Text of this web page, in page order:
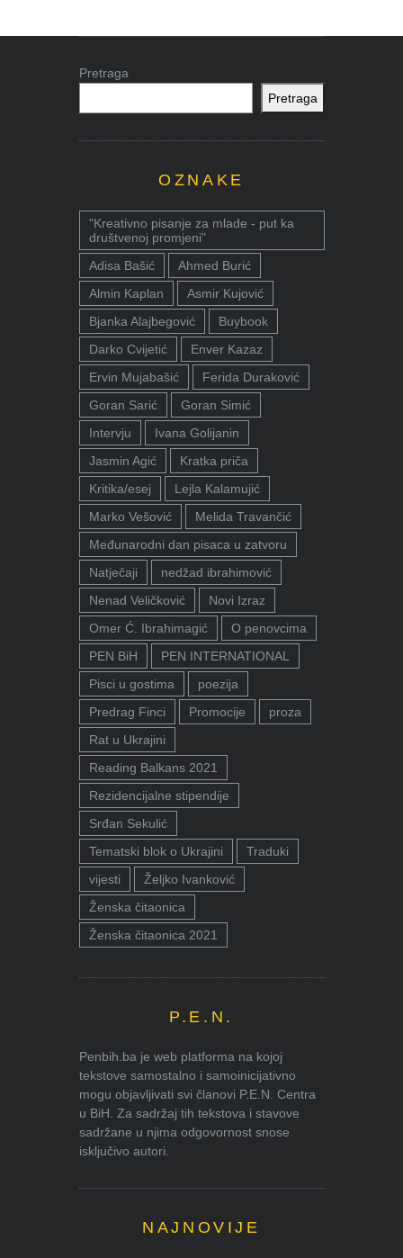
Pretraga
Pretraga
OZNAKE
"Kreativno pisanje za mlade - put ka
društvenoj promjeni"
Adisa Bašić
Ahmed Burić
Almin Kaplan
Asmir Kujović
Bjanka Alajbegović
Buybook
Darko Cvijetić
Enver Kazaz
Ervin Mujabašić
Ferida Duraković
Goran Sarić
Goran Simić
Intervju
Ivana Golijanin
Jasmin Agić
Kratka priča
Kritika/esej
Lejla Kalamujić
Marko Vešović
Melida Travančić
Međunarodni dan pisaca u zatvoru
Natječaji
nedžad ibrahimović
Nenad Veličković
Novi Izraz
Omer Ć. Ibrahimagić
O penovcima
PEN BiH
PEN INTERNATIONAL
Pisci u gostima
poezija
Predrag Finci
Promocije
proza
Rat u Ukrajini
Reading Balkans 2021
Rezidencijalne stipendije
Srđan Sekulić
Tematski blok o Ukrajini
Traduki
vijesti
Željko Ivanković
Ženska čitaonica
Ženska čitaonica 2021
P.E.N.
Penbih.ba je web platforma na kojoj
tekstove samostalno i samoinicijativno
mogu objavljivati svi članovi P.E.N. Centra
u BiH. Za sadržaj tih tekstova i stavove
sadržane u njima odgovornost snose
isključivo autori.
NAJNOVIJE